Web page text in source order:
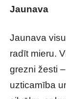
Jaunava
Jaunava
radīt mieru.
grezni žesti
uzticamība